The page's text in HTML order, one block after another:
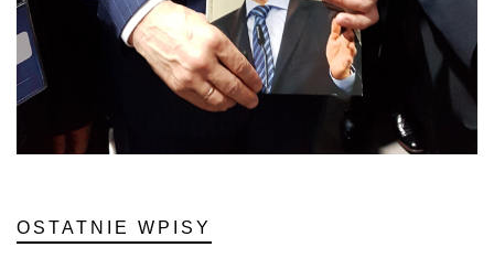
OSTATNIE WPISY